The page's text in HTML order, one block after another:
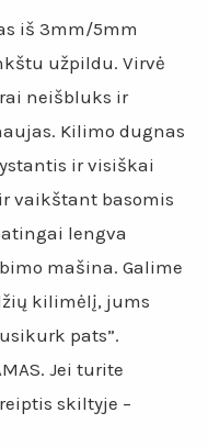
iš 3mm/5mm
užpildu. Virvė
neišbluks ir
Kilimo dugnas
ir visiškai
vaikštant basomis
lengva
mašina. Galime
kilimėlį, jums
pats”.
Jei turite
skiltyje –